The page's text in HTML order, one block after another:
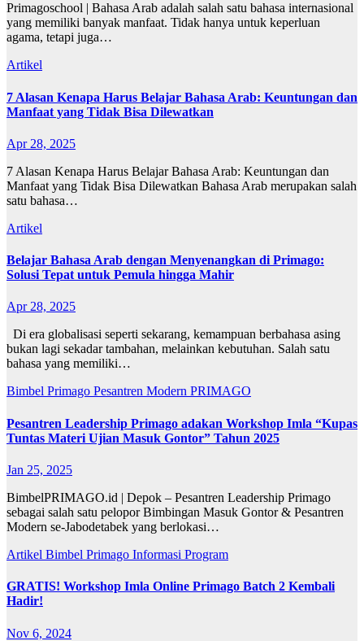
Primagoschool | Bahasa Arab adalah salah satu bahasa internasional
yang memiliki banyak manfaat. Tidak hanya untuk keperluan
agama, tetapi juga…
Artikel
7 Alasan Kenapa Harus Belajar Bahasa Arab: Keuntungan dan
Manfaat yang Tidak Bisa Dilewatkan
Apr 28, 2025
7 Alasan Kenapa Harus Belajar Bahasa Arab: Keuntungan dan
Manfaat yang Tidak Bisa Dilewatkan Bahasa Arab merupakan salah
satu bahasa…
Artikel
Belajar Bahasa Arab dengan Menyenangkan di Primago:
Solusi Tepat untuk Pemula hingga Mahir
Apr 28, 2025
Di era globalisasi seperti sekarang, kemampuan berbahasa asing
bukan lagi sekadar tambahan, melainkan kebutuhan. Salah satu
bahasa yang memiliki…
Bimbel Primago Pesantren Modern PRIMAGO
Pesantren Leadership Primago adakan Workshop Imla “Kupas
Tuntas Materi Ujian Masuk Gontor” Tahun 2025
Jan 25, 2025
BimbelPRIMAGO.id | Depok – Pesantren Leadership Primago
sebagai salah satu pelopor Bimbingan Masuk Gontor & Pesantren
Modern se-Jabodetabek yang berlokasi…
Artikel Bimbel Primago Informasi Program
GRATIS! Workshop Imla Online Primago Batch 2 Kembali
Hadir!
Nov 6, 2024